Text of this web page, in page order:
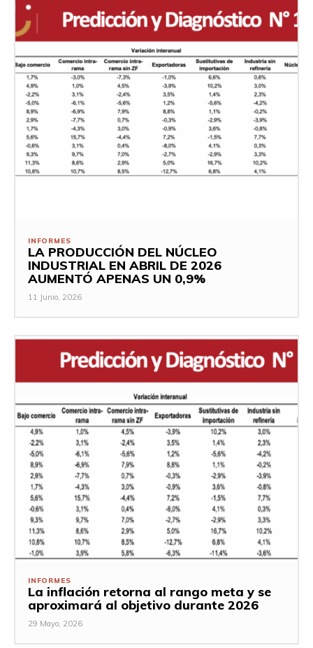
INFORMES
LA PRODUCCIÓN DEL NÚCLEO
INDUSTRIAL EN ABRIL DE 2026
AUMENTÓ APENAS UN 0,9%
11 Junio, 2026
INFORMES
La inflación retorna al rango meta y se
aproximará al objetivo durante 2026
29 Mayo, 2026